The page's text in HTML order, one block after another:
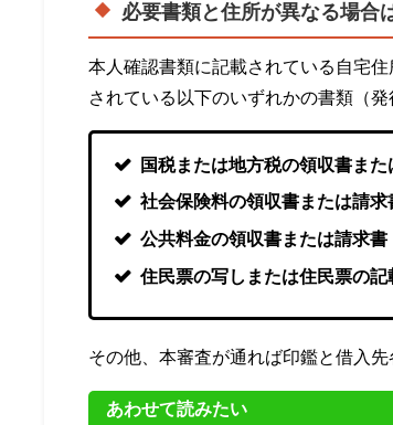
必要書類と住所が異なる場合
本人確認書類に記載されている自宅
されている以下のいずれかの書類（
国税または地方税の領収書ま
社会保険料の領収書または請求
公共料金の領収書または請求
住民票の写しまたは住民票の記
その他、本審査が通れば印鑑と借入
あわせて読みたい